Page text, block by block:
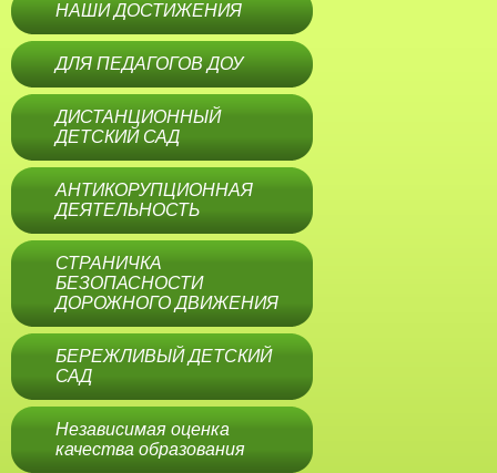
НАШИ ДОСТИЖЕНИЯ
ДЛЯ ПЕДАГОГОВ ДОУ
ДИСТАНЦИОННЫЙ
ДЕТСКИЙ САД
АНТИКОРУПЦИОННАЯ
ДЕЯТЕЛЬНОСТЬ
СТРАНИЧКА
БЕЗОПАСНОСТИ
ДОРОЖНОГО ДВИЖЕНИЯ
БЕРЕЖЛИВЫЙ ДЕТСКИЙ
САД
Независимая оценка
качества образования